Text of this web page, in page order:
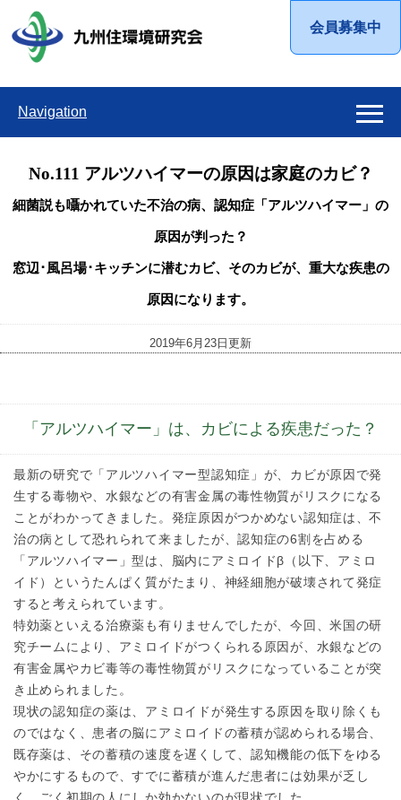
会員募集中
Navigation
No.111 アルツハイマーの原因は家庭のカビ？
細菌説も囁かれていた不治の病、認知症「アルツハイマー」の
原因が判った？
窓辺･風呂場･キッチンに潜むカビ、そのカビが、重大な疾患の
原因になります。
2019年6月23日更新
「アルツハイマー」は、カビによる疾患だった？
最新の研究で「アルツハイマー型認知症」が、カビが原因で発
生する毒物や、水銀などの有害金属の毒性物質がリスクになる
ことがわかってきました。発症原因がつかめない認知症は、不
治の病として恐れられて来ましたが、認知症の6割を占める
「アルツハイマー」型は、脳内にアミロイドβ（以下、アミロ
イド）というたんぱく質がたまり、神経細胞が破壊されて発症
すると考えられています。
特効薬といえる治療薬も有りませんでしたが、今回、米国の研
究チームにより、アミロイドがつくられる原因が、水銀などの
有害金属やカビ毒等の毒性物質がリスクになっていることが突
き止められました。
現状の認知症の薬は、アミロイドが発生する原因を取り除くも
のではなく、患者の脳にアミロイドの蓄積が認められる場合、
既存薬は、その蓄積の速度を遅くして、認知機能の低下をゆる
やかにするもので、すでに蓄積が進んだ患者には効果が乏し